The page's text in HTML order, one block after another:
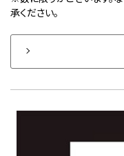
承ください。